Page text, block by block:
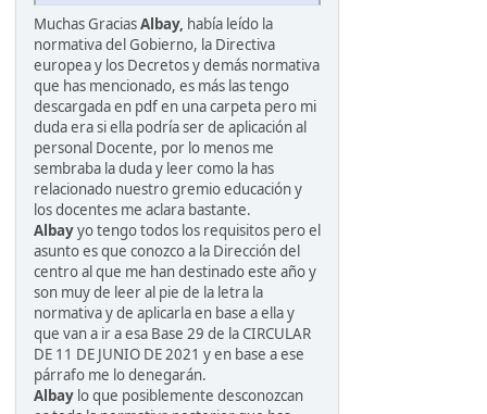
Muchas GraciasAlbay, había leído la
normativa del Gobierno, la Directiva
europea y los Decretos y demás normativa
que has mencionado, es más las tengo
descargada en pdf en una carpeta pero mi
duda era si ella podría ser de aplicación al
personal Docente, por lo menos me
sembraba la duda y leer como la has
relacionado nuestro gremio educación y
los docentes me aclara bastante.
Albayyo tengo todos los requisitos pero el
asunto es que conozco a la Dirección del
centro al que me han destinado este año y
son muy de leer al pie de la letra la
normativa y de aplicarla en base a ella y
que van a ir a esa Base 29 de la CIRCULAR
DE 11 DE JUNIO DE 2021 y en base a ese
párrafo me lo denegarán.
Albay lo que posiblemente desconozcan